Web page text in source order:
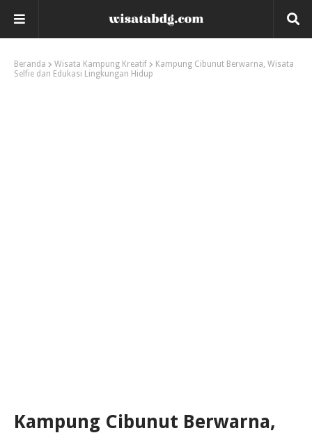
Beranda Wisata Kampung Kreatif
Kampung Cibunut Berwarna, Wisata
Selfie dan Edukasi Lingkungan Hidup
Kampung Cibunut Berwarna,